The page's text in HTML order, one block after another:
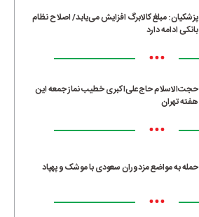
پزشکیان: مبلغ کالابرگ افزایش می‌یابد/ اصلاح نظام
بانکی ادامه دارد
•••
حجت‌الاسلام حاج‌علی‌اکبری خطیب نماز جمعه این
هفته تهران
•••
حمله به مواضع مزدوران سعودی با موشک و پهپاد
•••